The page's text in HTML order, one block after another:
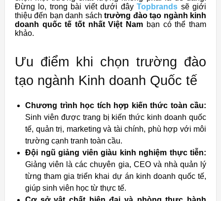
Đừng lo, trong bài viết dưới đâyTopbrands sẽ giới
thiệu đến bạn danh sáchtrường đào tạo ngành kinh
doanh quốc tế tốt nhất Việt Nam bạn có thể tham
khảo.
Ưu điểm khi chọn trường đào
tạo ngành Kinh doanh Quốc tế
Chương trình học tích hợp kiến thức toàn cầu:
Sinh viên được trang bị kiến thức kinh doanh quốc
tế, quản trị, marketing và tài chính, phù hợp với môi
trường cạnh tranh toàn cầu.
Đội ngũ giảng viên giàu kinh nghiệm thực tiễn:
Giảng viên là các chuyên gia, CEO và nhà quản lý
từng tham gia triển khai dự án kinh doanh quốc tế,
giúp sinh viên học từ thực tế.